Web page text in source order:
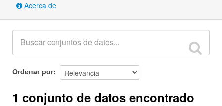
Acerca de
Ordenar por
1 conjunto de datos encontrado